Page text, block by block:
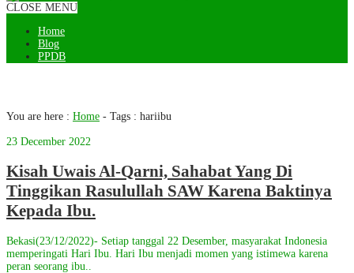
CLOSE MENU
Home
Blog
PPDB
You are here : Home - Tags : hariibu
23 December 2022
Kisah Uwais Al-Qarni, Sahabat Yang Di
Tinggikan Rasulullah SAW Karena Baktinya
Kepada Ibu.
Bekasi(23/12/2022)- Setiap tanggal 22 Desember, masyarakat Indonesia
memperingati Hari Ibu. Hari Ibu menjadi momen yang istimewa karena
peran seorang ibu..